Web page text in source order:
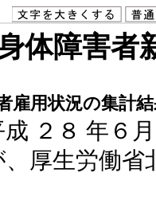
体障害者
雇用状況の集計
２８ 年６
厚生労働省